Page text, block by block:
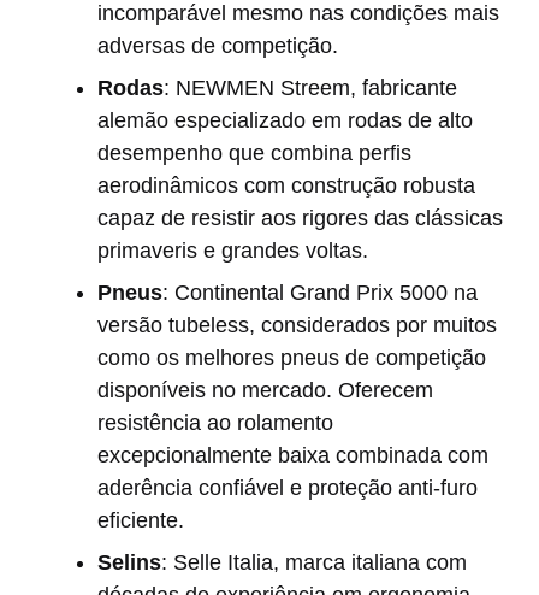
incomparável mesmo nas condições mais
adversas de competição.
Rodas: NEWMEN Streem, fabricante
alemão especializado em rodas de alto
desempenho que combina perfis
aerodinâmicos com construção robusta
capaz de resistir aos rigores das clássicas
primaveris e grandes voltas.
Pneus: Continental Grand Prix 5000 na
versão tubeless, considerados por muitos
como os melhores pneus de competição
disponíveis no mercado. Oferecem
resistência ao rolamento
excepcionalmente baixa combinada com
aderência confiável e proteção anti-furo
eficiente.
Selins: Selle Italia, marca italiana com